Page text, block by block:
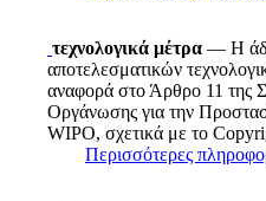
τεχνολογικά μέτρα — Η
αποτελεσματικών
αναφορά στο Άρθρο 11 της
Οργάνωσης για την
WIPO, σχετικά με το
Περισσότερες